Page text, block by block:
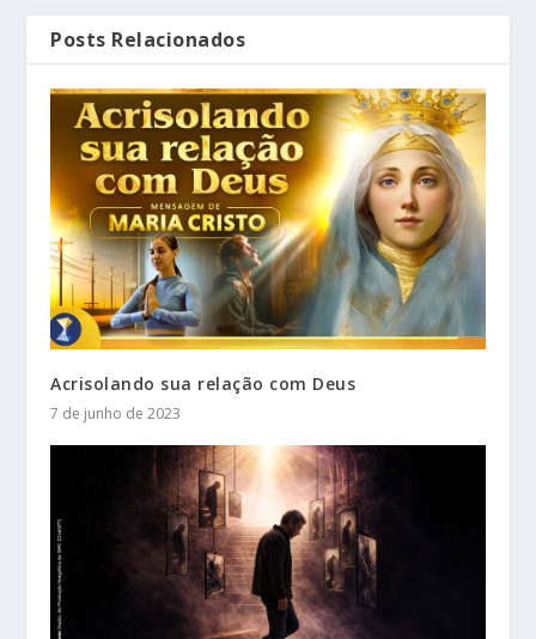
Posts Relacionados
Acrisolando sua relação com Deus
7 de junho de 2023